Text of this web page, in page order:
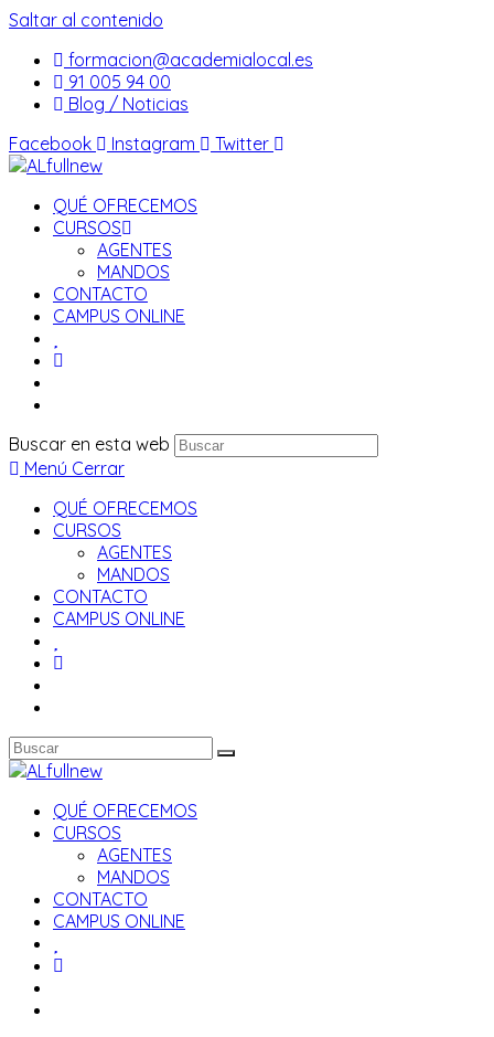
Saltar al contenido
formacion@academialocal.es
91 005 94 00
Blog / Noticias
Facebook
Instagram Twitter
QUÉ OFRECEMOS
CURSOS
AGENTES
MANDOS
CONTACTO
CAMPUS ONLINE
Buscar en esta web
Menú Cerrar
QUÉ OFRECEMOS
CURSOS
AGENTES
MANDOS
CONTACTO
CAMPUS ONLINE
QUÉ OFRECEMOS
CURSOS
AGENTES
MANDOS
CONTACTO
CAMPUS ONLINE